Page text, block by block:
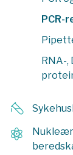
PCR-
RNA-,